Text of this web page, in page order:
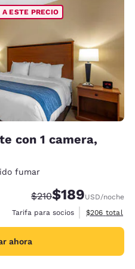
ESTE PRECIO
con 1 camera,
fumar
Precio tachado:
$210Precio con
$189USD/noche
Tarifa para socios
Ver detalles
$206 total
ahora